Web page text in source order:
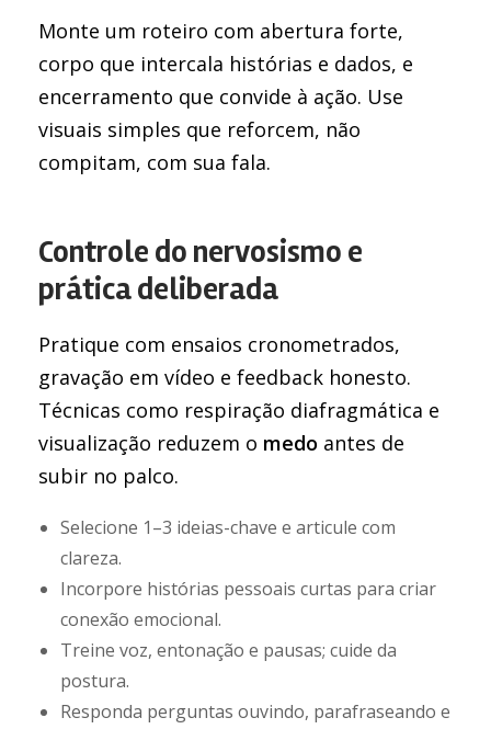
Monte um roteiro com abertura forte,
corpo que intercala histórias e dados, e
encerramento que convide à ação. Use
visuais simples que reforcem, não
compitam, com sua fala.
Controle do nervosismo e
prática deliberada
Pratique com ensaios cronometrados,
gravação em vídeo e feedback honesto.
Técnicas como respiração diafragmática e
visualização reduzem o medo antes de
subir no palco.
Selecione 1–3 ideias-chave e articule com
clareza.
Incorpore histórias pessoais curtas para criar
conexão emocional.
Treine voz, entonação e pausas; cuide da
postura.
Responda perguntas ouvindo, parafraseando e